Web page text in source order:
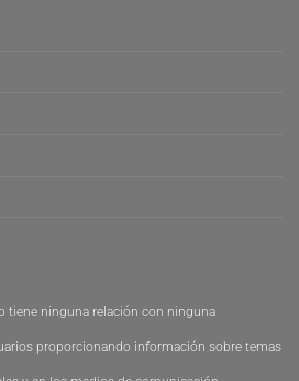
tiene ninguna relación con ninguna
proporcionando información sobre temas